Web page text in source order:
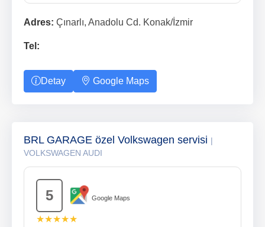
Adres: Çınarlı, Anadolu Cd. Konak/İzmir
Tel:
Detay Google Maps
BRL GARAGE özel Volkswagen servisi |
VOLKSWAGEN AUDI
5 Google Maps
★★★★★